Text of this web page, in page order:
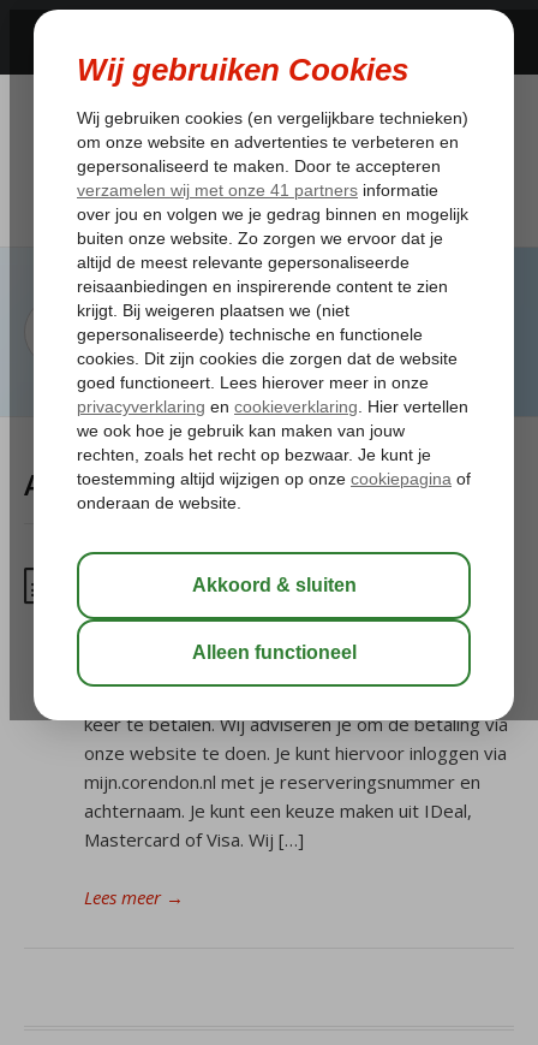
Artikelen Tagged:last minute
Wanneer moet ik een last-
minute boeking betalen?
Als je binnen zes weken voor vertrek (last minute)
keer te betalen. Wij adviseren je om de betaling via
onze website te doen. Je kunt hiervoor inloggen via
mijn.corendon.nl met je reserveringsnummer en
achternaam. Je kunt een keuze maken uit IDeal,
Mastercard of Visa. Wij […]
Lees meer→